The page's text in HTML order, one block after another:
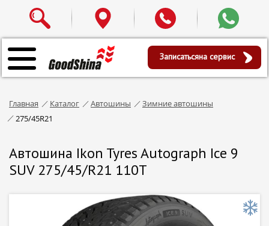
Записатьсяна сервис
Главная Каталог Автошины
Зимние автошины
275/45R21
Автошина Ikon Tyres Autograph Ice 9
SUV 275/45/R21 110T